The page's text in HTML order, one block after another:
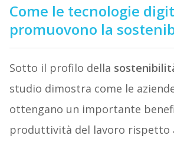
Come le tecnologie
promuovono la
Sotto il profilo della
studio dimostra come le
ottengano un importante
produttività del lavoro rispetto